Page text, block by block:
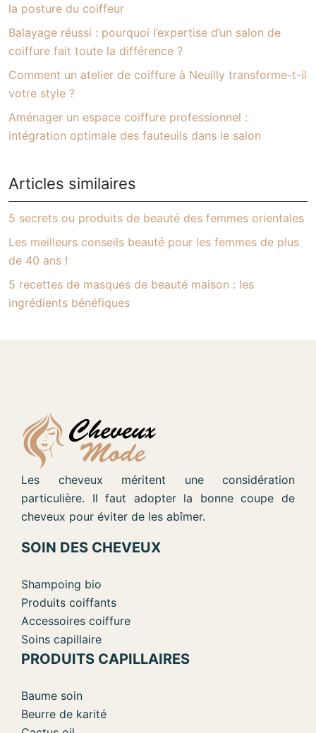
la posture du coiffeur
Balayage réussi : pourquoi l’expertise d’un salon de
coiffure fait toute la différence ?
Comment un atelier de coiffure à Neuilly transforme-t-il
votre style ?
Aménager un espace coiffure professionnel :
intégration optimale des fauteuils dans le salon
Articles similaires
5 secrets ou produits de beauté des femmes orientales
Les meilleurs conseils beauté pour les femmes de plus
de 40 ans !
5 recettes de masques de beauté maison : les
ingrédients bénéfiques
Les cheveux méritent une considération
particulière. Il faut adopter la bonne coupe de
cheveux pour éviter de les abîmer.
SOIN DES CHEVEUX
Shampoing bio
Produits coiffants
Accessoires coiffure
Soins capillaire
PRODUITS CAPILLAIRES
Baume soin
Beurre de karité